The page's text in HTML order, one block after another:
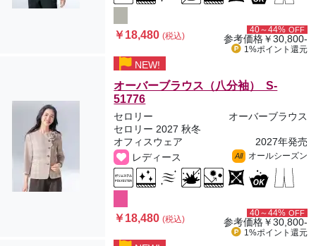
￥18,480(税込)
40～44% OFF
参考価格￥30,800-
1%ポイント 還元
NEW!
オーバーブラウス（八分袖） S-
51776
セロリー
オーバーブラウス
セロリー 2027 秋冬
オフィスウェア
2027年発売
レディース
All オールシーズン
￥18,480(税込)
40～44% OFF
参考価格￥30,800-
1%ポイント 還元